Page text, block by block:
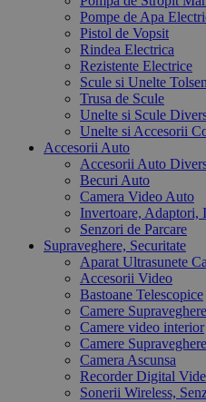
Pompe de Apa
Pistol de Vopsit
Rindea Electrica
Rezistente Electrice
Scule si Unelte
Trusa de Scule
Unelte si Scule
Unelte si Accesorii
Accesorii Auto
Accesorii Auto
Becuri Auto
Camera Video Auto
Invertoare, Adaptori,
Senzori de Parcare
Supraveghere, Securitate
Aparat Ultrasunete
Accesorii Video
Bastoane Telescopice
Camere
Camere video interior
Camere
Camera Ascunsa
Recorder Digital
Sonerii Wireless,